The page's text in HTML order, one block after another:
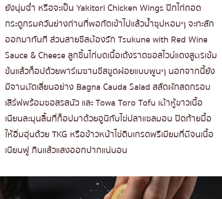
ยังนุ่มฉ่ำ หรือจะเป็น Yakitori Chicken Wings ปีกไก่ถอด
กระดูกรมควันย่างถ่านที่พอกัดเข้าไปแล้วน้ำซุปหอมๆ จะทะลัก
ออกมาทันที ส่วนสายชีสต้องรัก Tsukune with Red Wine
Sauce & Cheese ลูกชิ้นไก่บดเนื้อเด้งราดซอสไวน์แดงสูตรเข้ม
ข้นแล้วท็อปด้วยพาร์เมซานชีสขูดฝอยแบบพูนๆ นอกจากนี้ยัง
มีจานตัดเลี่ยนอย่าง Bagna Cauda Salad สลัดผักสดกรอบ
เสิร์ฟพร้อมซอสรสนัว และ Towa Toro Tofu เต้าหู้ขาวเนื้อ
เนียนละมุนลิ้นที่ท็อปมาด้วยอูนิกับไข่ปลาแซลมอน ปิดท้ายมื้อ
ให้อิ่มอุ่นด้วย TKG หรือข้าวหน้าไข่ดิบเกรดพรีเมียมที่ตีจนเนื้อ
เนียนฟู กินแล้วแสงออกปากแน่นอน